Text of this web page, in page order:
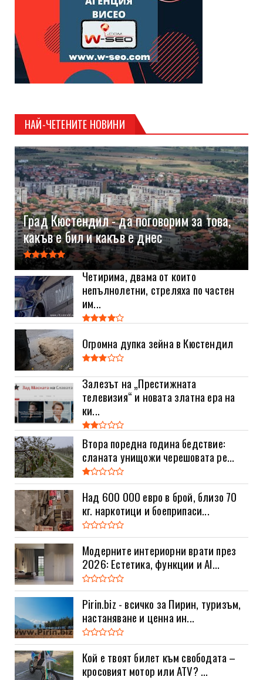
НАЙ-ЧЕТЕНИТЕ НОВИНИ
Град Кюстендил - да поговорим за това,
какъв е бил и какъв е днес
Четирима, двама от които
непълнолетни, стреляха по частен
им...
Огромна дупка зейна в Кюстендил
Залезът на „Престижната
телевизия“ и новата златна ера на
ки...
Втора поредна година бедствие:
сланата унищожи черешовата ре...
Над 600 000 евро в брой, близо 70
кг. наркотици и боеприпаси...
Модерните интериорни врати през
2026: Естетика, функции и AI...
Pirin.biz - всичко за Пирин, туризъм,
настаняване и ценна ин...
Кой е твоят билет към свободата –
кросовият мотор или ATV? ...